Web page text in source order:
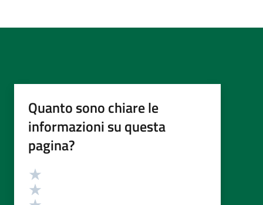
Quanto sono chiare le
informazioni su questa
pagina?
Valutazione